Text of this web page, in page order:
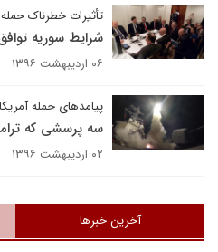
تأثیرات خطرناک
شرایط سوریه
۰۶ اردیبهشت ۱۳۹۶
پیامدهای حمله
سه پرسشی که
۰۲ اردیبهشت ۱۳۹۶
آخرین خبرها